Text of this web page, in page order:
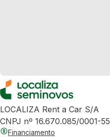
LOCALIZA Rent a Car S/A
CNPJ nº 16.670.085/0001-55
Financiamento